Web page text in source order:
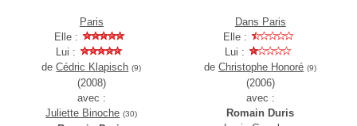
Paris
Elle :
Lui :
deCédric Klapisch (9)
(2008)
avec :
Juliette Binoche (30)
Dans Paris
Elle :
Lui :
deChristophe Honoré (9)
(2006)
avec :
Romain Duris